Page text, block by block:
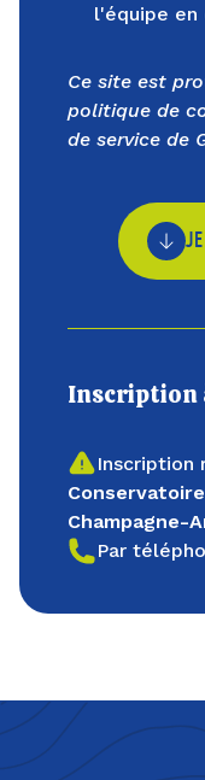
l'équipe
Ce site est
politique de
de service de
Inscription
Inscription
Champagne-
Par